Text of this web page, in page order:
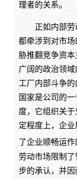
理者的关系。
正如内部劳动
都牵涉到对市
胁推翻竞争资
广阔的政治领
工厂内部斗争
国家是公司的
度，它组织关
定程度上，企
了企业顺畅运作
劳动市场限制
步的承认，并